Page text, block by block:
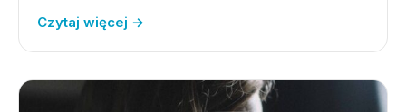
Czytaj więcej →